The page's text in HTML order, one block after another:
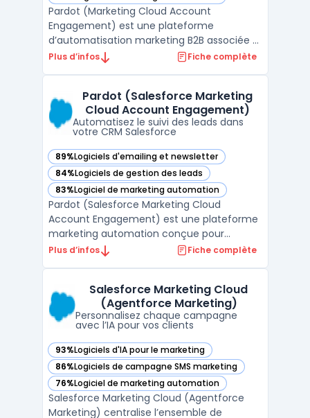
Pardot (Marketing Cloud Account
Engagement) est une plateforme
d’automatisation marketing B2B associée à
Salesforce CRM, destinée à la gestion de la
marketing et ventes repose sur une
intégration complète avec le CRM. L ...
Plus d’infos Fiche complète
Pardot (Salesforce Marketing
Cloud Account Engagement)
Automatisez le suivi des leads dans
votre CRM Salesforce
89%Logiciels d'emailing et newsletter
— voir Pardot (Salesforce Marketing Cloud Account
84%Logiciels de gestion des leads
— voir Pardot (Salesforce Marketing Cloud Account
83%Logiciel de marketing automation
— voir Pardot (Salesforce Marketing Cloud Account
Pardot (Salesforce Marketing Cloud
Account Engagement) est une plateforme
marketing automation conçue pour
synchroniser les activités marketing et
cycles de vente longs ou des besoins de
qualification, de nurturing ...
Plus d’infos Fiche complète
Salesforce Marketing Cloud
(Agentforce Marketing)
Personnalisez chaque campagne
avec l’IA pour vos clients
93%Logiciels d'IA pour le marketing
— voir Salesforce Marketing Cloud (Agentforce Marketing)
86%Logiciels de campagne SMS marketing
— voir Salesforce Marketing Cloud (Agentforce Marketing)
76%Logiciel de marketing automation
— voir Salesforce Marketing Cloud (Agentforce Marketing)
Salesforce Marketing Cloud (Agentforce
Marketing) centralise l’ensemble de